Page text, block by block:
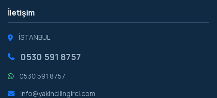
İletişim
İSTANBUL
0530 591 8757
0530 591 8757
info@yakincilingirci.com